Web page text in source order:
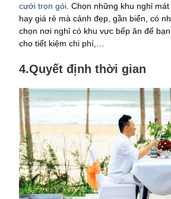
cưới trọn gói . Chọn những khu nghỉ
hay giá rẻ mà cảnh đẹp, gần biển, có
chọn nơi nghỉ có khu vực bếp ăn để
cho tiết kiệm chi phí,…
4.Quyết định thời gian